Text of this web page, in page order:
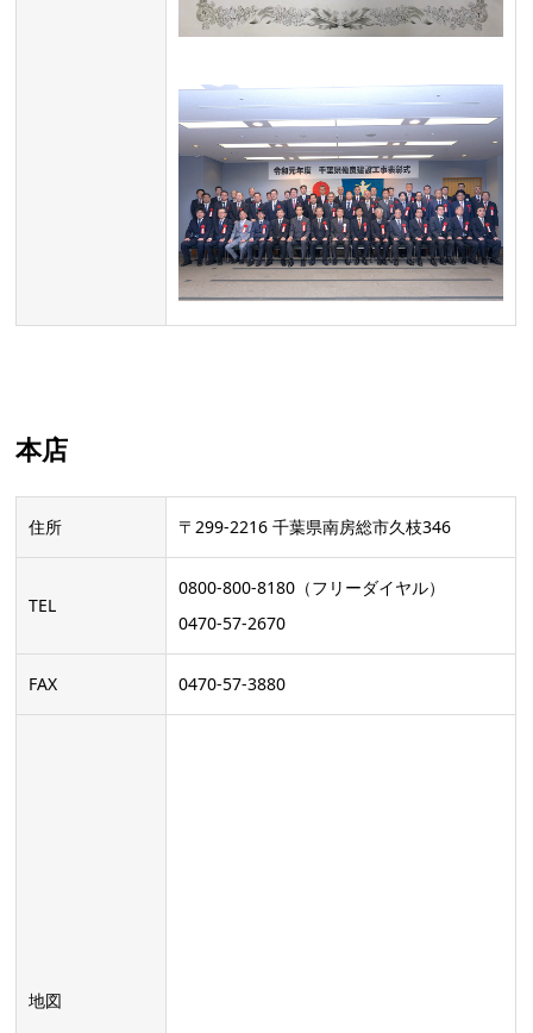
本店
住所 〒299-2216 千葉県南房総市久枝346
TEL
0800-800-8180（フリーダイヤル）
0470-57-2670
FAX 0470-57-3880
地図